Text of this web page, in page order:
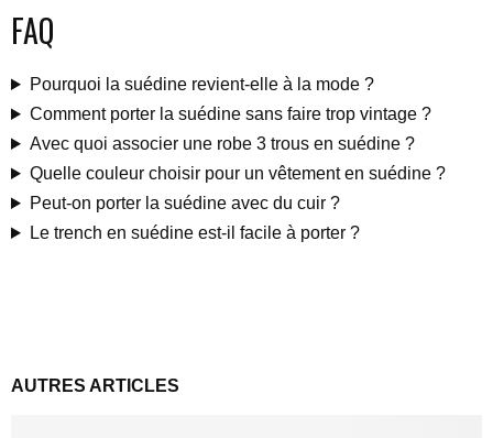
FAQ
Pourquoi la suédine revient-elle à la mode ?
Comment porter la suédine sans faire trop vintage ?
Avec quoi associer une robe 3 trous en suédine ?
Quelle couleur choisir pour un vêtement en suédine ?
Peut-on porter la suédine avec du cuir ?
Le trench en suédine est-il facile à porter ?
AUTRES ARTICLES